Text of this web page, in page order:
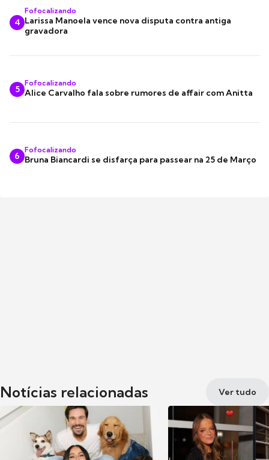
4
Fofocalizando
Larissa Manoela vence nova disputa contra antiga
gravadora
5
Fofocalizando
Alice Carvalho fala sobre rumores de affair com Anitta
6
Fofocalizando
Bruna Biancardi se disfarça para passear na 25 de Março
Notícias relacionadas Ver tudo